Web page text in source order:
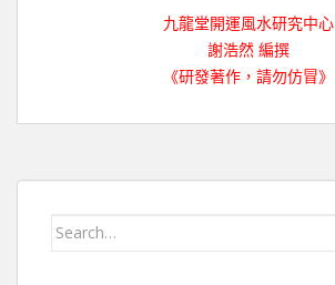
九龍堂開運風水研究中心
謝浩然 編撰
《研發著作，請勿仿冒》
Search for: